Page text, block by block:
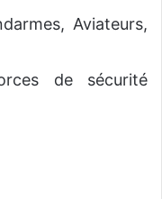
Aviateurs,
de sécurité